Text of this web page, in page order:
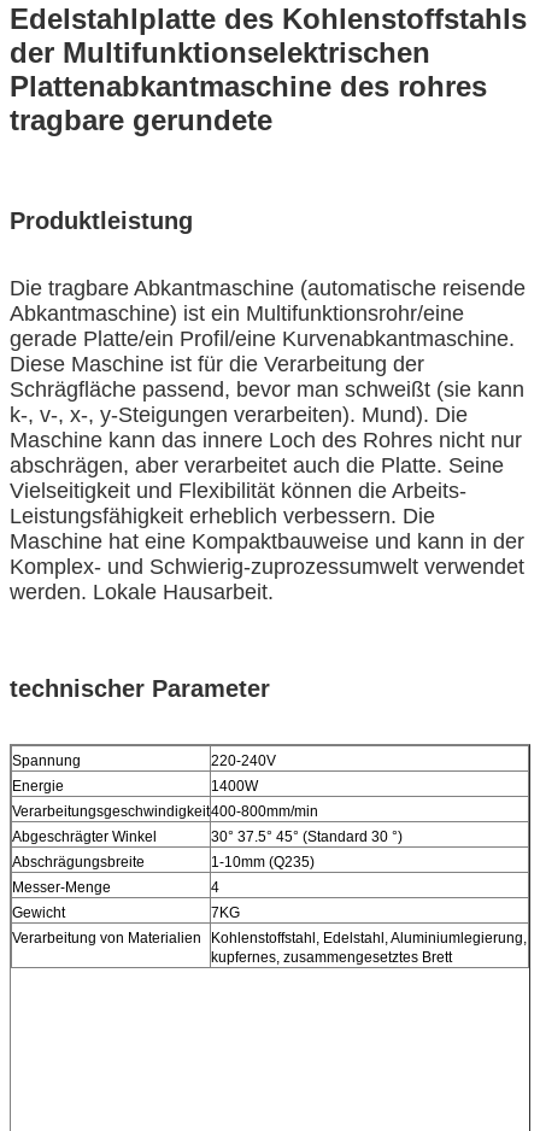
Edelstahlplatte des Kohlenstoffstahls
der Multifunktionselektrischen
Plattenabkantmaschine des rohres
tragbare gerundete
Produktleistung
Die tragbare Abkantmaschine (automatische reisende
Abkantmaschine) ist ein Multifunktionsrohr/eine
gerade Platte/ein Profil/eine Kurvenabkantmaschine.
Diese Maschine ist für die Verarbeitung der
Schrägfläche passend, bevor man schweißt (sie kann
k-, v-, x-, y-Steigungen verarbeiten). Mund). Die
Maschine kann das innere Loch des Rohres nicht nur
abschrägen, aber verarbeitet auch die Platte. Seine
Vielseitigkeit und Flexibilität können die Arbeits-
Leistungsfähigkeit erheblich verbessern. Die
Maschine hat eine Kompaktbauweise und kann in der
Komplex- und Schwierig-zuprozessumwelt verwendet
werden. Lokale Hausarbeit.
technischer Parameter
Spannung
220-240V
Energie
1400W
Verarbeitungsgeschwindigkeit400-800mm/min
Abgeschrägter Winkel
30° 37.5° 45° (Standard 30 °)
Abschrägungsbreite
1-10mm (Q235)
Messer-Menge
4
Gewicht
7KG
Verarbeitung von Materialien
Kohlenstoffstahl, Edelstahl, Aluminiumlegierung,
kupfernes, zusammengesetztes Brett